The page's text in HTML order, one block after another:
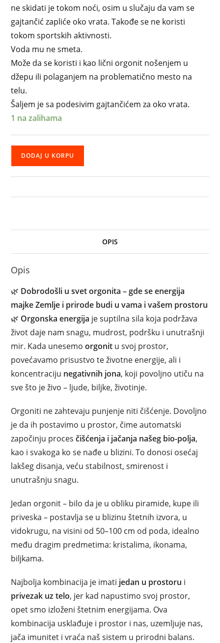
ne skidati je tokom noći, osim u slučaju da vam se
gajtančić zapliće oko vrata. Takođe se ne koristi
tokom sportskih aktivnosti.
Voda mu ne smeta.
Može da se koristi i kao lični orgonit nošenjem u
džepu ili polaganjem na problematično mesto na
telu.
Šaljem je sa podesivim gajtančićem za oko vrata.
1 na zalihama
DODAJ U KORPU
OPIS
Opis
🌿 Dobrodošli u svet orgonita – gde se energija
majke Zemlje i prirode budi u vama i vašem prostoru
🌿 Orgonska energija je suptilna sila koja podržava
život daje nam snagu, mudrost, podršku i unutrašnji
mir. Kada unesemoorgonit u svoj prostor,
povećavamo prisustvo te životne energije, ali i
koncentraciju negativnih jona, koji povoljno utiču na
sve što je živo – ljude, biljke, životinje.
Orgoniti ne zahtevaju punjenje niti čišćenje. Dovoljno
je da ih postavimo u prostor, čime automatski
započinju procesčišćenja i jačanja našeg bio-polja,
kao i svakoga ko se nađe u blizini. To donosi osećaj
lakšeg disanja, veću stabilnost, smirenost i
unutrašnju snagu.
Jedan orgonit – bilo da je u obliku piramide, kupe ili
priveska – postavlja se u blizinu štetnih izvora, u
vidokrugu, na visini od 50–100 cm od poda, idealno
među dragim predmetima: kristalima, ikonama,
biljkama.
Najbolja kombinacija je imati jedan u prostoru i
privezak uz telo, jer kad napustimo svoj prostor,
opet smo izloženi štetnim energijama. Ova
kombinacija usklađuje i prostor i nas, uzemljuje nas,
jača imunitet i vraća naš sistem u prirodni balans.